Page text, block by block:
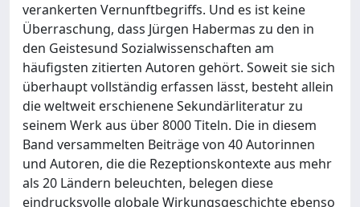
verankerten Vernunftbegriffs. Und es ist keine
Überraschung, dass Jürgen Habermas zu den in
den Geistesund Sozialwissenschaften am
häufigsten zitierten Autoren gehört. Soweit sie sich
überhaupt vollständig erfassen lässt, besteht allein
die weltweit erschienene Sekundärliteratur zu
seinem Werk aus über 8000 Titeln. Die in diesem
Band versammelten Beiträge von 40 Autorinnen
und Autoren, die die Rezeptionskontexte aus mehr
als 20 Ländern beleuchten, belegen diese
eindrucksvolle globale Wirkungsgeschichte ebenso